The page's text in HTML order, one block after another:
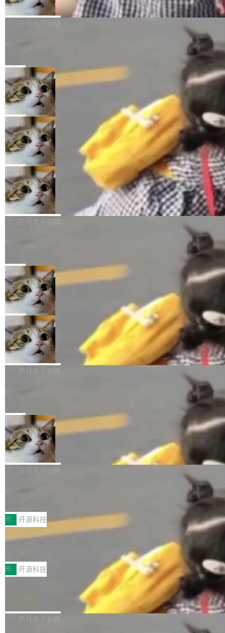
atePad Edge 升级至 HarmonyOS 6.1.0.135S
P9 patch03及以上版本。 *升级路径：设置 > 搜
来自中国开发者雷霄骅（Lei Xiaohua）。 对于
很多中国音视频开发者而言，这个名字并不陌
“启蒙老师”。 而今年，恰好是雷霄骅离世十周
年。FFmpeg 社区最终选择用一个大版本的名
字，留下了这份纪念。 雷霄骅曾是中国传媒大学
数字电视技术方向的博士生，长期从事视频、音
频技...
万元，超预算 860%
外媒近日曝光了亚马逊的多份内部报告显示，AI
导致公司在多个项目上超支。《金融时报》报道
编写程序，目标是完成电商平台作者信息与商品
列表的数据匹配 —— 一项常规的数据处理任
务，最终却产生了 180 万美元的账单，实际支出
超出原定预算 860%。 更令人意外的是，该项目
最终并未成功落地，而高额算力消耗持续运行长
达 5 个月，公司直到财务对账时才察觉异常。这
意味着一个无人看管的 AI 程序，在近半年时间
里日夜不停地"烧钱"。 复盘显示，...
白开水不加糖
e CEO Clément Delangue 在 CNBC 的采访里
没有拐弯抹角。他说中国正在赢得 AI 竞赛，而
且按目前的速度，中国 AI 工具预计在今年底或
2027 年就能追上美国前沿实验室的水平。 Dela
ngue 把原因归结为一件事：开放协作。中国的
AI 开发者在一个共享和协作的生态里加速迭代，
而美国模型厂商在"闭门造车"。他的原话是 "buil
ding in silos"——各自为战，互不通气。 这个判
断从他嘴里说出来分量不同。Hugging Face 是
全球最大的开源 AI 平台，上面跑着上百万个模
型。谁在开源赛道上领先，...
局
当 AI agent 把源码变成了最好的扩展系
统，开发者工具必须开源
五年前，David Crawshaw 问过很多软件工程师
一个问题：你写过什么给自己用的程序？答案几
乎都是没有。工程师们整天用别人写的程序写程
序给别人用。偶尔有人自己写个博客系统、智能
家居控制、家庭实验室，都算稀奇事。 Crawsh
aw 是 Shelley 的作者，一个开源 AI coding age
nt。他最近在博客上写了一篇文章，核心论点很
简单：开发者工具必须开源。 理由不是传统的自
由软件情怀，而是一个跟 AI agent 直接相关的
技术判断。 两行 prompt 就能个性化任何软件 C
局
DeepSeek Harness 宣布内测邀请，全
网最大规模开源 Agent 路演现场诞生
一条内测招募帖，发出去的时候大概没人想到它
会变成一场开源 Agent 生态的路演。 8月1日，
DeepSeek Harness 团队负责人崔添翼（tiany
i）在 X 上发帖： 「如果你是 Agent Harness 相
关开源项目的开发者，希望参加 DeepSeek Har
ness 的内测，可以回复或私信联系我。请附上
Harness 负责把能力落到真实环境中——调用工
具、读写文件、管理上下文、处理错误、完成闭
环。崔添翼招人的标...
局
商汤 SenseNova U1.5-Lite-Preview
开源
商汤科技宣布面向社区开源轻量级统一多模态模
型的预览版本 SenseNova U1.5-Lite-Preview。
理解、推理、生成与编辑，还仅以 8B-MoT 的轻
量大小，将能力推进到4K、更精细的真实质感、
更复杂的视觉控制和可持续迭代编辑。 相比 U
1，U1.5-Lite-Preview 在以下方向上带来了显著
提升： 原生支持4K图像生成； 更精细的局部纹
理、细节与真实世界质感； 更准确的中英文文字
生成与复杂版式组织； 更稳定的图...
白开水不加糖
nap。这次是 hwctl——一个用来检查 Ubuntu
硬件认证状态的命令行工具。 Canonical 工程师
Alan Griffiths 在邮件列表中说得很直白：「hwc
tl 是一个 Ubuntu 专有的包，它和它的依赖项都
是 Ubuntu 专有的，不会用在其他发行版上。」
所以 deb 版本的受众实际上为零。既然只有 Ub
untu 用户在用，那用 snap 打包就没什么可纠结
的。 从 deb 到 snap 的迁移路径 hwctl 是 rust-
hwlib 硬件 API 库的一部分，命令行工具负责查
局
Dario Amodei 担心新人来 Anthropic
只为金钱，不为使命
顶级 AI 研究员在两家公司之间来回跳，中间只
隔了几天。 Lilian Weng 上周刚宣布因健康原因
离开 Thinking Machines Lab，说自己作为联合
创始人的角色「太累了」。几天后，The Inform
ation 就曝出她将重回 OpenAI，负责递归自我
改进方向的研究。她是 Thinking Machines 过
一在人才争夺战中失血的公司。六月，Google
连失两员大将：Noam Shazeer 去了 Op...
局
FFmpeg 9.0 发布
FFmpeg 9.0 现已发布，包含多项改进。官方更
新日志列出的 9.0 版本主要更新内容如下： 扩
er HE-AAC 960 解码 (DAB+) transpose_cuda
filter 添加 AMF Frame Rate Converter (vf_frc
_amf) filter SMPTE 2094-50 元数据支持和直
通 ProRes RAW VideoToolbox 硬件加速器 AP
V ...
白开水不加糖
Code 在 X 上发帖：「DeepSeek Flash did 8T
tokens on August 1st. 5T of free usage + 3T
on OpenCode Go.」79.8 万次浏览，连带着 #
DeepSeek一天消耗了8万亿# 上了微博热搜——
注意这是 OpenCode 一家的消耗。 OpenCode
不完。」5T 来自免费额度，3T 来自 Go...
局
NetBSD 11.0 正式发布
NetBSD 11.0 现已正式发布，这是 NetBSD 操
作系统的第十八个主要版本。 自 NetBSD 10.1
ve JH71XX 的设备，例如 VisionFive 2、PINE
64 STAR64，以及 QEMU。 增强了对 POSIX.1
-2024 和 C23 编程接口标准的兼容性。 compat
_linux(8) 增强了对 Linux 系统调用的支持，包
括 epoll（围绕 kqueue 实现）、POSIX 消息队
列、...
白开水不加糖
案
享会在上海举办。鸿蒙生态的全场景智慧营销平
台鲸鸿动能协同华为游戏中心，面向游戏行业开
发者及生态伙伴，系统呈现了平台在游戏领域的
完整能力版图——从IAP高价值用户的全周期经
营、到IAA游戏的“买变一体”正循环、再到联运与
广告协同的全链路经营闭环，以及面向全球市场
的出海增长布局。 华为终端云业务商业化销售负
责人在开场致辞中表示，游戏开发者的核心诉求
已不再是“多一个投放渠道”，而是一套能够持续
开 开源科技
技嘉X3D系列再添新成员 B850 AORU
面向AMD Ryzen X3D处理器玩家，技嘉X3D系
列主板阵容迎来新成员——B850 AORUS ELITE
X3D。作为面向主流高性能平台打造的全新主板
产品，B850 AORUS ELITE X3D延续技嘉在X3
D平台优化上的技术积累，旨在为游戏玩家带来
更稳定、更高效的装机选择。 B850 AORUS ELI
开 开源科技
Zadig v5.0 发布：AI 发布专员与 AI 审
我们团队这几天最大的卡点不是 AI 写得不够
好，是 AI 写得太好了。 好到审查排期从两天的
白开水不加糖